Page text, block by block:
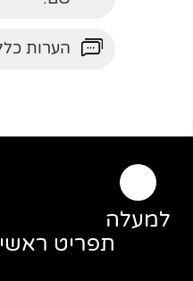
למעלה
תפריט ראשי